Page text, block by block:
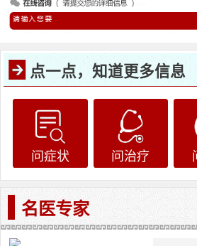
点一点，知道更多信息
问症状 问治疗
名医专家